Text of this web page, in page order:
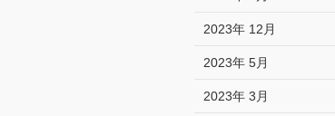
2023年 12月
2023年 5月
2023年 3月